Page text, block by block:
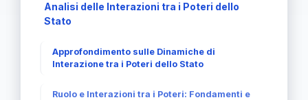
Analisi delle Interazioni tra i Poteri dello
Stato
Approfondimento sulle Dinamiche di
Interazione tra i Poteri dello Stato
Ruolo e Interazioni tra i Poteri: Fondamenti e